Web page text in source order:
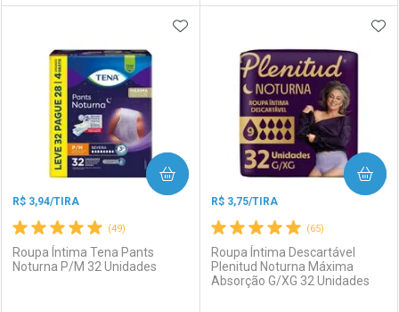
Laboratório
Por Menos Laboratório
Ativar Desconto
Por Menos
(49)
R$ 3,94/TIRA
Roupa Íntima Tena Pants
Noturna P/M 32 Unidades
ADICIONAR AOS FAVORITOS
COMPRAR
(65)
R$ 3,75/TIRA
Roupa Íntima Descartável
Plenitud Noturna Máxima
Absorção G/XG 32 Unidades
COMPRAR